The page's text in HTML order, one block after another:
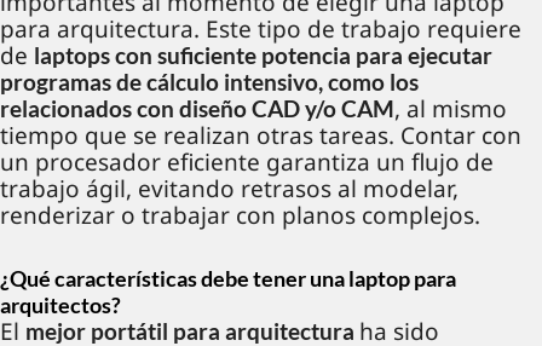
para arquitectura. Este tipo de trabajo requiere
de laptops con suficiente potencia para ejecutar
programas de cálculo intensivo, como los
relacionados con diseño CAD y/o CAM, al mismo
tiempo que se realizan otras tareas. Contar con
un procesador eficiente garantiza un flujo de
trabajo ágil, evitando retrasos al modelar,
renderizar o trabajar con planos complejos.
¿Qué características debe tener una laptop para
arquitectos?
El mejor portátil para arquitectura ha sido